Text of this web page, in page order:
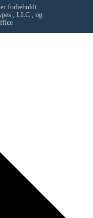
forbeholdt.
, LLC, og